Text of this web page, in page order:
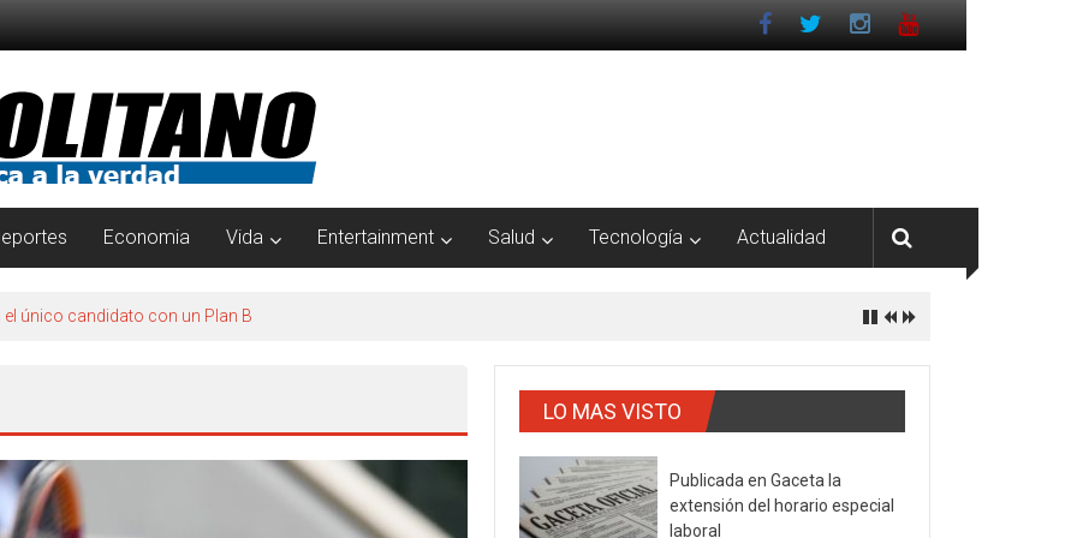
Economia Vida Entertainment Salud Tecnología Actualidad
el único candidato con un Plan B
LO MAS VISTO
Publicada en Gaceta la
extensión del horario especial
laboral